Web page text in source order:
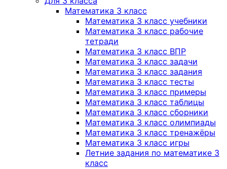
Математика 3 класс
Математика 3 класс учебники
Математика 3 класс рабочие
тетради
Математика 3 класс ВПР
Математика 3 класс задачи
Математика 3 класс задания
Математика 3 класс тесты
Математика 3 класс примеры
Математика 3 класс таблицы
Математика 3 класс сборники
Математика 3 класс олимпиады
Математика 3 класс тренажёры
Математика 3 класс игры
Летние задания по математике 3
класс